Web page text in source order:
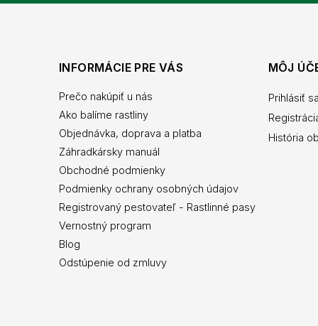
INFORMÁCIE PRE VÁS
Prečo nakúpiť u nás
Ako balíme rastliny
Objednávka, doprava a platba
Záhradkársky manuál
Obchodné podmienky
Podmienky ochrany osobných údajov
Registrovaný pestovateľ - Rastlinné pasy
Vernostný program
Blog
Odstúpenie od zmluvy
MÔJ
Prihlásiť sa
História